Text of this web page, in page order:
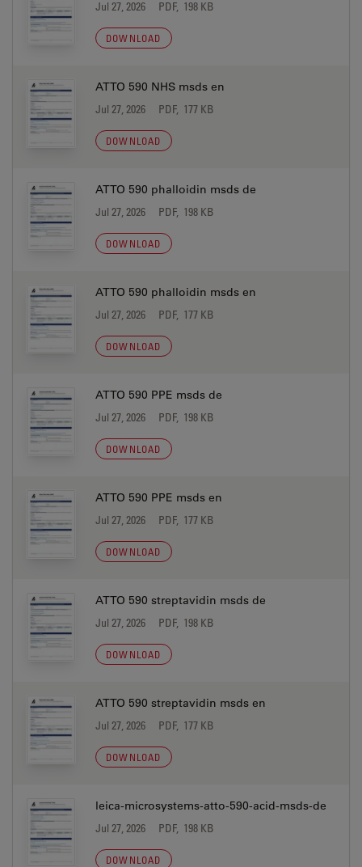
Jul 27, 2026 PDF, 198 KB
DOWNLOAD
ATTO 590 NHS msds en
Jul 27, 2026 PDF, 177 KB
DOWNLOAD
ATTO 590 phalloidin msds de
Jul 27, 2026 PDF, 198 KB
DOWNLOAD
ATTO 590 phalloidin msds en
Jul 27, 2026 PDF, 177 KB
DOWNLOAD
ATTO 590 PPE msds de
Jul 27, 2026 PDF, 198 KB
DOWNLOAD
ATTO 590 PPE msds en
Jul 27, 2026 PDF, 177 KB
DOWNLOAD
ATTO 590 streptavidin msds de
Jul 27, 2026 PDF, 198 KB
DOWNLOAD
ATTO 590 streptavidin msds en
Jul 27, 2026 PDF, 177 KB
DOWNLOAD
leica-microsystems-atto-590-acid-msds-de
Jul 27, 2026 PDF, 198 KB
DOWNLOAD